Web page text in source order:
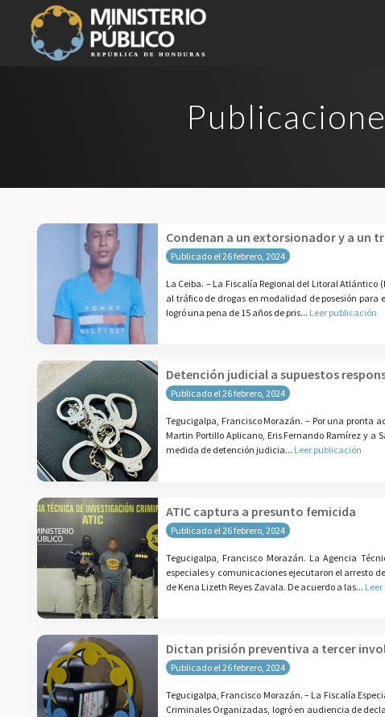
Condenan a un extorsionador y a un
Publicado el 26 febrero, 2024
La Ceiba. – La Fiscalía Regional del Litoral
al tráfico de drogas en modalidad de posesión
logró una pena de 15 años de pris... Leer publicación
Detención judicial a supuestos
Publicado el 26 febrero, 2024
Tegucigalpa, Francisco Morazán. – Por una pronta
Martin Portillo Aplicano, Eris Fernando Ramírez y
medida de detención judicia... Leer publicación
ATIC captura a presunto femicida
Publicado el 26 febrero, 2024
Tegucigalpa, Francisco Morazán. La Agencia
especiales y comunicaciones ejecutaron el arresto
de Kena Lizeth Reyes Zavala. De acuerdo a las...
Dictan prisión preventiva a tercer
Publicado el 26 febrero, 2024
Tegucigalpa, Francisco Morazán. – La Fiscalía
Criminales Organizadas, logró en audiencia de